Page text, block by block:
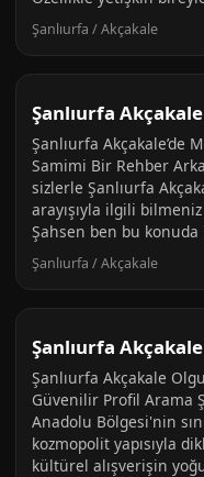
Şanlıurfa / Akçakale
Şanlıurfa
Şanlıurfa Akçakale’de
Samimi Bir Rehber
sizlerle Şanlıurfa
arayışıyla ilgili
Şahsen ben bu
Şanlıurfa / Akçakale
Şanlıurfa
Şanlıurfa Akçakale
Güvenilir Profil Arama
Anadolu Bölgesi'nin
kozmopolit yapısıyla
kültürel alışverişin